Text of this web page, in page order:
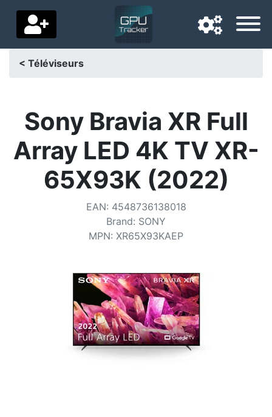
Pays de livraison
Accueil
Baisses de prix
Paramètres
< Téléviseurs
Sony Bravia XR Full
Array LED 4K TV XR-
65X93K (2022)
EAN: 4548736138018
Brand: SONY
MPN: XR65X93KAEP